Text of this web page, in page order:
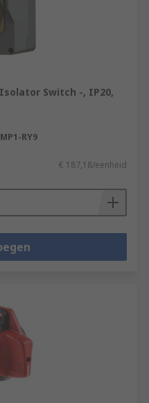
Switch -, IP20,
RY9
€ 187,18/eenheid